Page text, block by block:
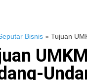
Bisnis » Tujuan